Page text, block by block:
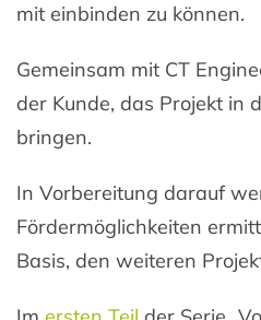
mit einbinden zu können.
Gemeinsam mit CT
der Kunde, das Projekt in
bringen.
In Vorbereitung darauf
Fördermöglichkeiten
Basis, den weiteren